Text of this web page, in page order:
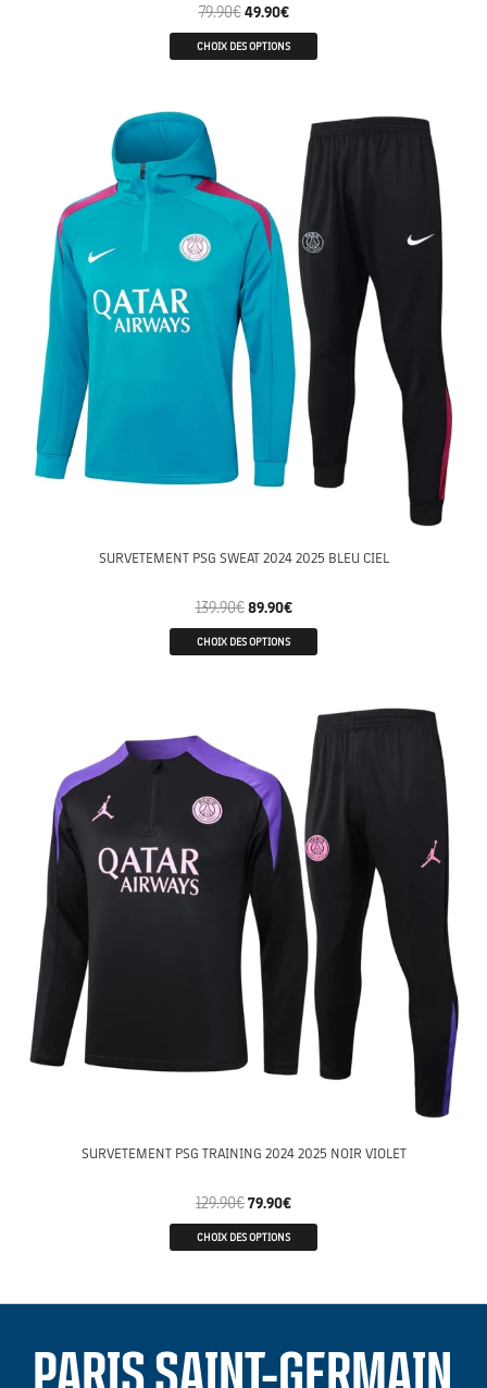
79.90€ 49.90€
CHOIX DES OPTIONS
SURVETEMENT PSG SWEAT 2024 2025 BLEU CIEL
139.90€ 89.90€
CHOIX DES OPTIONS
SURVETEMENT PSG TRAINING 2024 2025 NOIR VIOLET
129.90€79.90€
CHOIX DES OPTIONS